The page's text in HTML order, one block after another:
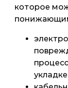
которое